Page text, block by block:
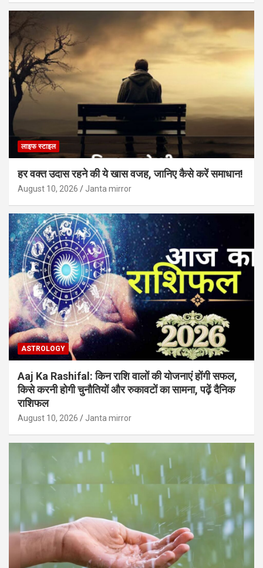
लाइफ स्टाइल
हर वक्त उदास रहने की ये खास वजह, जानिए कैसे करें समाधान!
August 10, 2026 Janta mirror
ASTROLOGY
Aaj Ka Rashifal: किन राशि वालों की योजनाएं होंगी सफल,
किसे करनी होगी चुनौतियों और रुकावटों का सामना, पढ़ें दैनिक
राशिफल
August 10, 2026 Janta mirror